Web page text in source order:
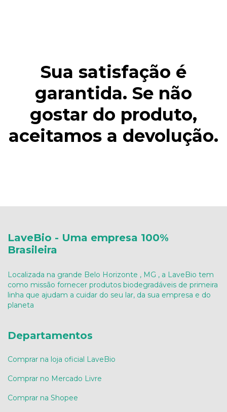
Sua satisfação é
garantida. Se não
gostar do produto,
aceitamos a devolução.
LaveBio - Uma empresa 100%
Brasileira
Localizada na grande Belo Horizonte , MG , a LaveBio tem
como missão fornecer produtos biodegradáveis de primeira
linha que ajudam a cuidar do seu lar, da sua empresa e do
planeta
Departamentos
Comprar na loja oficial LaveBio
Comprar no Mercado Livre
Comprar na Shopee